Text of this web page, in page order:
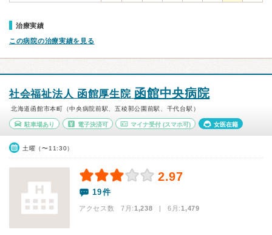
治療実績
この病院の治療実績を見る
社会福祉法人 函館厚生院 函館中央病院
北海道函館市本町（中央病院前駅、五稜郭公園前駅、千代台駅）
駐車場あり 電子決済可 マイナ受付 (スマホ可) 女医在籍
土曜（〜11:30）
2.97
19件
アクセス数 7月:1,238 | 6月:1,479